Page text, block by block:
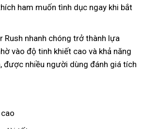
ham muốn tình dục ngay khi bắt
Rush nhanh chóng trở thành lựa
vào độ tinh khiết cao và khả năng
được nhiều người dùng đánh giá tích